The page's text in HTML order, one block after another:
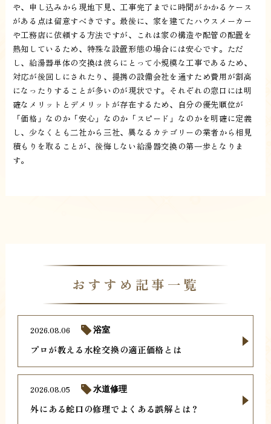
や、申し込みから現地下見、工事完了までに時間がかかるケース
がある点は留意すべきです。最後に、家を建てたハウスメーカー
や工務店に依頼する方法ですが、これは家の構造や配管の配置を
熟知しているため、特殊な設置形態の場合には安心です。ただ
し、給湯器単体の交換は彼らにとって小規模な工事であるため、
対応が後回しにされたり、提携の設備会社を通すため費用が割高
になったりすることが多いのが現状です。それぞれの窓口には明
確なメリットとデメリットが存在するため、自分の優先順位が
「価格」なのか「安心」なのか「スピード」なのかを明確に定義
し、少なくとも二社から三社、異なるカテゴリーの業者から相見
積もりを取ることが、後悔しない給湯器交換の第一歩となりま
す。
おすすめ記事一覧
プロが教える水栓交換の適正価格とは
2026.08.06 浴室
外にある蛇口の修理でよくある誤解とは？
2026.08.05 水道修理